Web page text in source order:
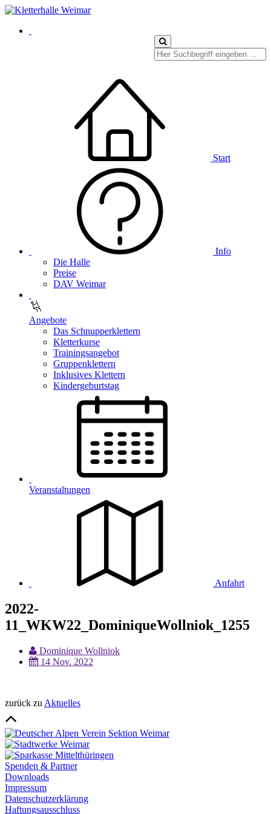
Start
Info
Die Halle
Preise
DAV Weimar
Angebote
Das Schnupperklettern
Kletterkurse
Trainingsangebot
Gruppenklettern
Inklusives Klettern
Kindergeburtstag
Veranstaltungen
Anfahrt
2022-
11_WKW22_DominiqueWollniok_1255
Dominique Wollniok
14 Nov. 2022
zurück zu Aktuelles
Spenden & Partner
Downloads
Impressum
Datenschutzerklärung
Haftungsausschluss